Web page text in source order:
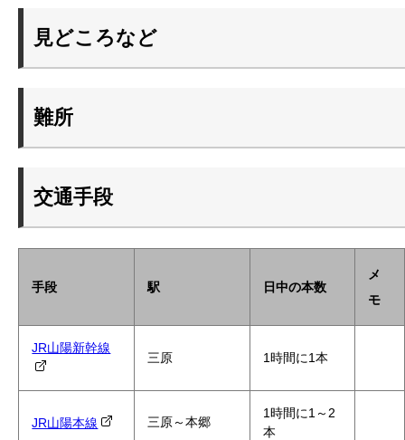
見どころなど
難所
交通手段
手段 駅 日中の本数
メ
モ
JR山陽新幹線
三原 1時間に1本
JR山陽本線 三原～本郷
1時間に1～2
本